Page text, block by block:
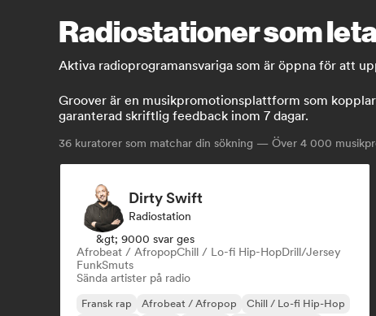
Radiostationer som
Aktiva radioprogramansvariga som är öppna för att
Groover är en musikpromotionsplattform som
garanterad skriftlig feedback inom 7 dagar.
36 kuratorer som matchar din sökning — Över 4 000
Dirty Swift
Radiostation
&gt; 9000 svar ges
Afrobeat / AfropopChill / Lo-fi Hip-HopDrill/Jersey
FunkSmuts
Sända artister på radio
Fransk rap Afrobeat / Afropop
Chill / Lo-fi Hip-Hop